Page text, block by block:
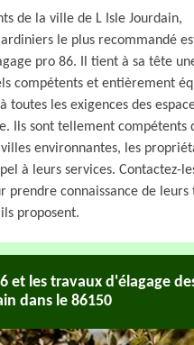
de la ville de L Isle Jourdain,
le plus recommandé
pro 86. Il tient à sa tête
compétents et entièrement
toutes les exigences des
Ils sont tellement compétents
environnantes, les
à leurs services. Contactez-
prendre connaissance de
proposent.
et les travaux d'élagage
dans le 86150